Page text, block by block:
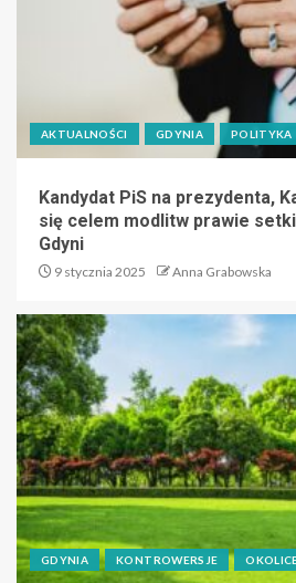
AKTUALNOŚCI GDYNIA POLITYKA
Kandydat PiS na prezydenta,
się celem modlitw prawie
Gdyni
9 stycznia 2025 Anna Grabowska
GDYNIA KONTROWERSJE